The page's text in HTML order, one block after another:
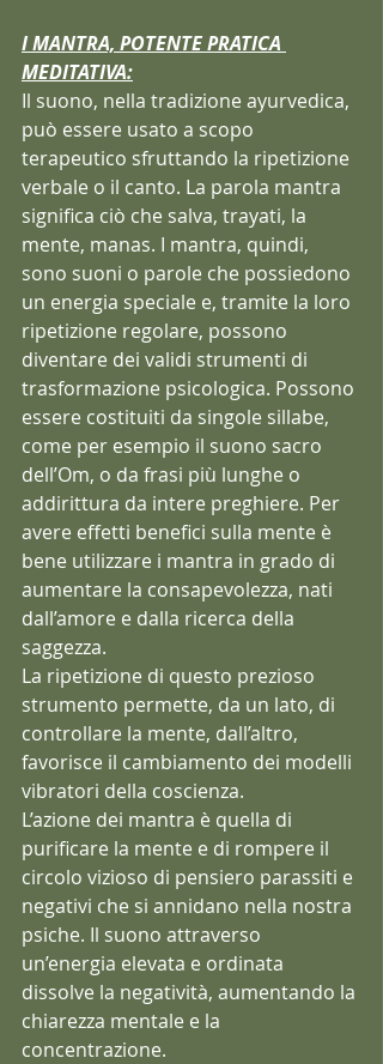
I MANTRA, POTENTE PRATICA
MEDITATIVA:
Il suono, nella tradizione ayurvedica,
può essere usato a scopo
terapeutico sfruttando la ripetizione
verbale o il canto. La parola mantra
significa ciò che salva, trayati, la
mente, manas. I mantra, quindi,
sono suoni o parole che possiedono
un energia speciale e, tramite la loro
ripetizione regolare, possono
diventare dei validi strumenti di
trasformazione psicologica. Possono
essere costituiti da singole sillabe,
come per esempio il suono sacro
dell’Om, o da frasi più lunghe o
addirittura da intere preghiere. Per
avere effetti benefici sulla mente è
bene utilizzare i mantra in grado di
aumentare la consapevolezza, nati
dall’amore e dalla ricerca della
saggezza.
La ripetizione di questo prezioso
strumento permette, da un lato, di
controllare la mente, dall’altro,
favorisce il cambiamento dei modelli
vibratori della coscienza.
L’azione dei mantra è quella di
purificare la mente e di rompere il
circolo vizioso di pensiero parassiti e
negativi che si annidano nella nostra
psiche. Il suono attraverso
un’energia elevata e ordinata
dissolve la negatività, aumentando la
chiarezza mentale e la
concentrazione.